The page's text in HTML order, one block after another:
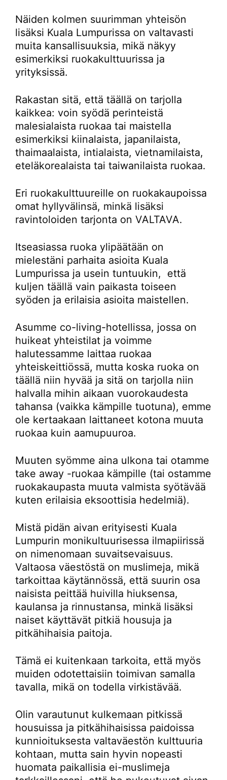
Näiden kolmen suurimman yhteisön
lisäksi Kuala Lumpurissa on valtavasti
muita kansallisuuksia, mikä näkyy
esimerkiksi ruokakulttuurissa ja
yrityksissä.
Rakastan sitä, että täällä on tarjolla
kaikkea: voin syödä perinteistä
malesialaista ruokaa tai maistella
esimerkiksi kiinalaista, japanilaista,
thaimaalaista, intialaista, vietnamilaista,
eteläkorealaista tai taiwanilaista ruokaa.
Eri ruokakulttuureille on ruokakaupoissa
omat hyllyvälinsä, minkä lisäksi
ravintoloiden tarjonta on VALTAVA.
Itseasiassa ruoka ylipäätään on
mielestäni parhaita asioita Kuala
Lumpurissa ja usein tuntuukin, että
kuljen täällä vain paikasta toiseen
syöden ja erilaisia asioita maistellen.
Asumme co-living-hotellissa, jossa on
huikeat yhteistilat ja voimme
halutessamme laittaa ruokaa
yhteiskeittiössä, mutta koska ruoka on
täällä niin hyvää ja sitä on tarjolla niin
halvalla mihin aikaan vuorokaudesta
tahansa (vaikka kämpille tuotuna), emme
ole kertaakaan laittaneet kotona muuta
ruokaa kuin aamupuuroa.
Muuten syömme aina ulkona tai otamme
take away -ruokaa kämpille (tai ostamme
ruokakaupasta muuta valmista syötävää
kuten erilaisia eksoottisia hedelmiä).
Mistä pidän aivan erityisesti Kuala
Lumpurin monikultuurisessa ilmapiirissä
on nimenomaan suvaitsevaisuus.
Valtaosa väestöstä on muslimeja, mikä
tarkoittaa käytännössä, että suurin osa
naisista peittää huivilla hiuksensa,
kaulansa ja rinnustansa, minkä lisäksi
naiset käyttävät pitkiä housuja ja
pitkähihaisia paitoja.
Tämä ei kuitenkaan tarkoita, että myös
muiden odotettaisiin toimivan samalla
tavalla, mikä on todella virkistävää.
Olin varautunut kulkemaan pitkissä
housuissa ja pitkähihaisissa paidoissa
kunnioituksesta valtaväestön kulttuuria
kohtaan, mutta sain hyvin nopeasti
huomata paikallisia ei-muslimeja